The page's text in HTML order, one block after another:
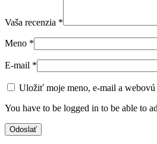
Vaša recenzia *
Meno *
E-mail *
Uložiť moje meno, e-mail a webovú
You have to be logged in to be able to